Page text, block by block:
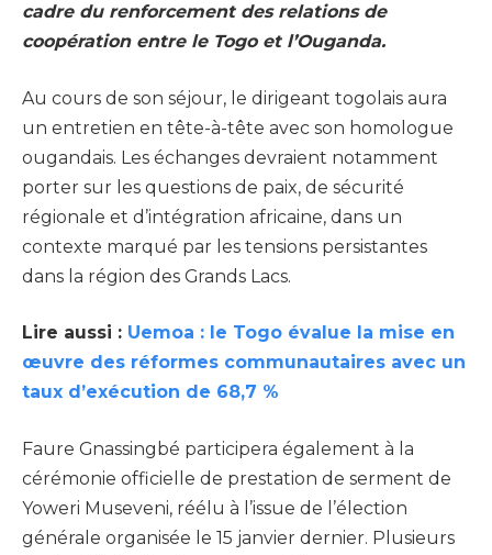
cadre du renforcement des relations de
coopération entre le Togo et l’Ouganda.
Au cours de son séjour, le dirigeant togolais aura
un entretien en tête-à-tête avec son homologue
ougandais. Les échanges devraient notamment
porter sur les questions de paix, de sécurité
régionale et d’intégration africaine, dans un
contexte marqué par les tensions persistantes
dans la région des Grands Lacs.
Lire aussi : Uemoa : le Togo évalue la mise en
œuvre des réformes communautaires avec un
taux d’exécution de 68,7 %
Faure Gnassingbé participera également à la
cérémonie officielle de prestation de serment de
Yoweri Museveni, réélu à l’issue de l’élection
générale organisée le 15 janvier dernier. Plusieurs